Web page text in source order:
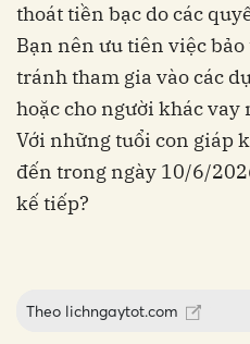
thoát tiền bạc do các
Bạn nên ưu tiên việc
tránh tham gia vào các
hoặc cho người khác vay
Với những tuổi con giáp
đến trong ngày 10/6/
kế tiếp?
Theo lichngaytot.com